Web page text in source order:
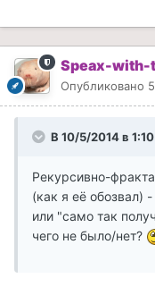
Speax-with-
Опубликовано
В 10/5/2014 в
Рекурсивно-
(как я её обозвал)
или "само так
чего не было/нет?